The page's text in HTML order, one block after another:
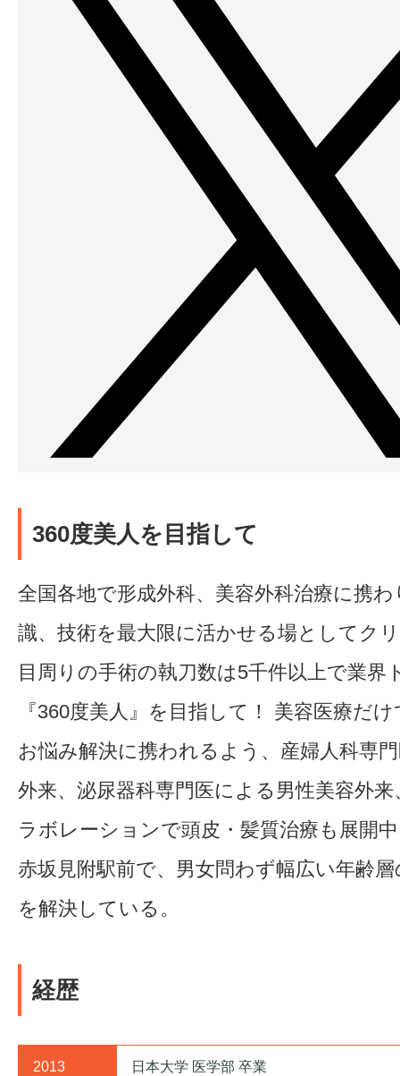
360度美人を目指して
全国各地で形成外科、美容外科治療に携
識、技術を最大限に活かせる場としてク
目周りの手術の執刀数は5千件以上で業界
『360度美人』を目指して！ 美容医療だ
お悩み解決に携われるよう、産婦人科専
外来、泌尿器科専門医による男性美容外
ラボレーションで頭皮・髪質治療も展開
赤坂見附駅前で、男女問わず幅広い年齢
を解決している。
経歴
2013 日本大学 医学部 卒業